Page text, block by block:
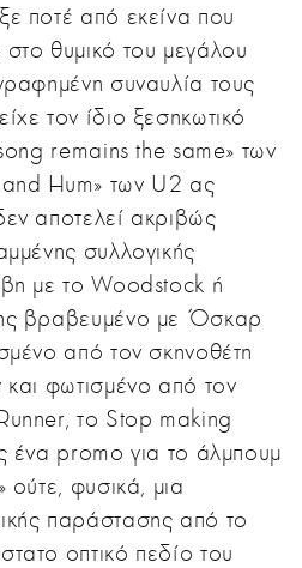
ποτέ από εκείνα που
θυμικό του μεγάλου
συναυλία τους
τον ίδιο ξεσηκωτικό
remains the same» των
Hum» των U2 ας
αποτελεί ακριβώς
συλλογικής
με το Woodstock ή
βραβευμένο με Όσκαρ
από τον σκηνοθέτη
φωτισμένο από τον
το Stop making
ένα promo για το άλμπουμ
φυσικά, μια
παράστασης από το
οπτικό πεδίο του